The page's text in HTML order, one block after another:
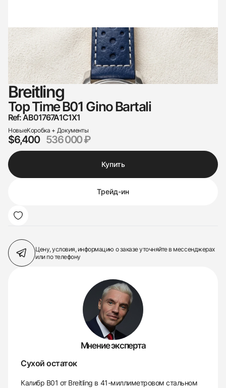
Breitling
Top Time B01 Gino Bartali
Ref: AB01767A1C1X1
НовыеКоробка + Документы
$6,400 536 000 ₽
Купить
Трейд-ин
Цену, условия, информацию о заказеуточняйте в мессенджерах
или по телефону
Мнение эксперта
Сухой остаток
Калибр B01 от Breitling в 41-миллиметровом стальном